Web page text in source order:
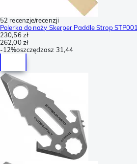
52 recenzje/recenzji
Polerka do noży Skerper Paddle Strop STP001
230,56 zł
262,00 zł
-12%oszczędzasz 31,44